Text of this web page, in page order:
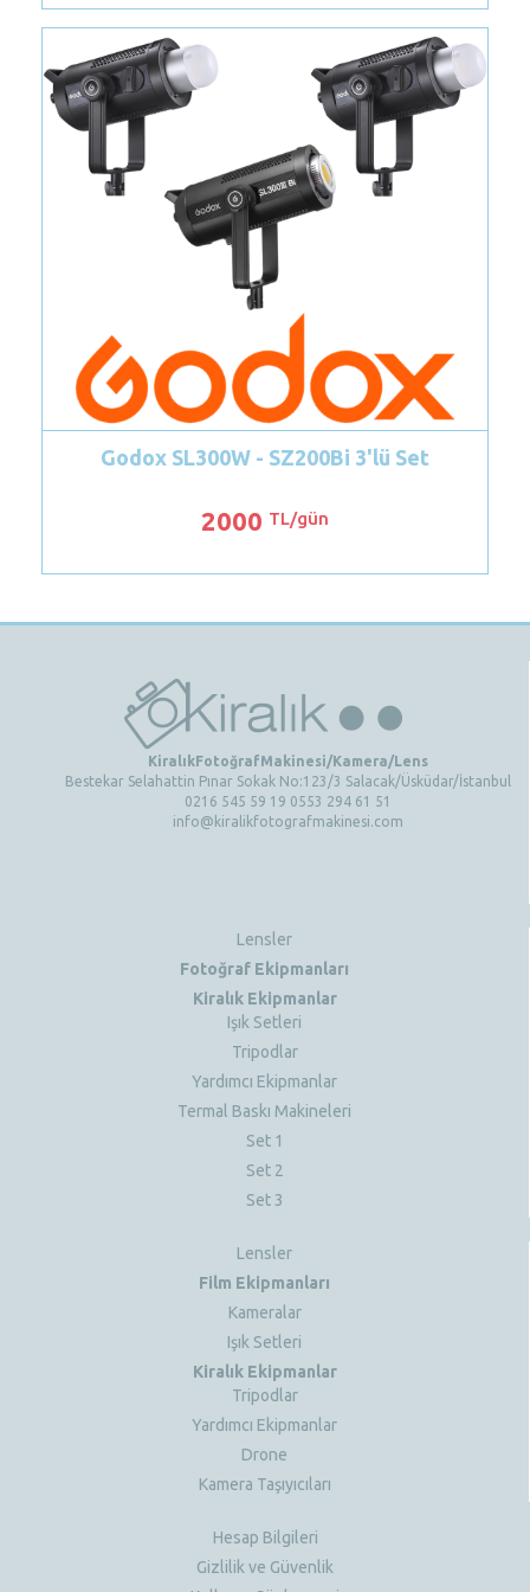
SL300W - SZ200Bi 3'lü Set
KiralıkFotoğrafMakinesi/Kamera/Lens
Bestekar Selahattin Pınar Sokak No:123/3 Salacak/Üsküdar/İstanbul
0216 545 59 19 0553 294 61 51
info@kiralikfotografmakinesi.com
Lensler
Fotoğraf Ekipmanları
Kiralık Ekipmanlar
Işık Setleri
Tripodlar
Yardımcı Ekipmanlar
Termal Baskı Makineleri
Set 1
Set 2
Set 3
Lensler
Film Ekipmanları
Kameralar
Işık Setleri
Kiralık Ekipmanlar
Tripodlar
Yardımcı Ekipmanlar
Drone
Kamera Taşıyıcıları
Hesap Bilgileri
Gizlilik ve Güvenlik